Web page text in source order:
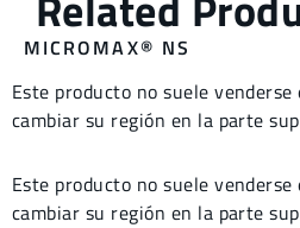
MICROMAX® NS
Este producto no suele
cambiar su región en la parte
Este producto no suele
cambiar su región en la parte